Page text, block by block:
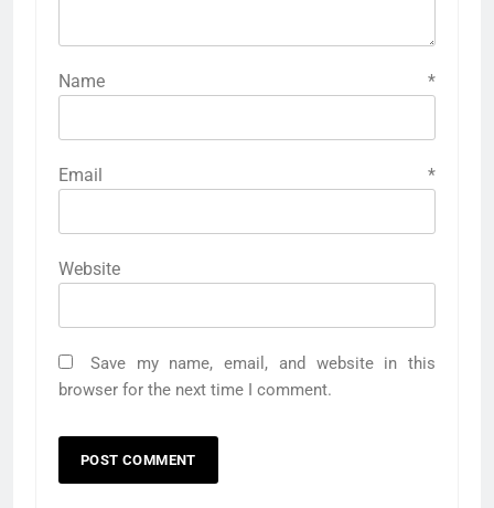
Name *
Email *
Website
Save my name, email, and website in this
browser for the next time I comment.